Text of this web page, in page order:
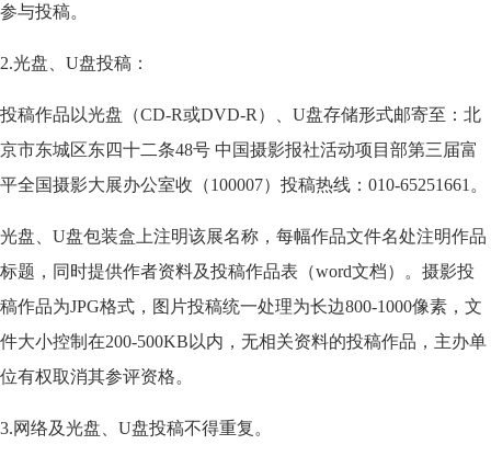
参与投稿。
2.光盘、U盘投稿：
投稿作品以光盘（CD-R或DVD-R）、U盘存储形式邮寄至：北
京市东城区东四十二条48号 中国摄影报社活动项目部第三届富
平全国摄影大展办公室收（100007）投稿热线：010-65251661。
光盘、U盘包装盒上注明该展名称，每幅作品文件名处注明作品
标题，同时提供作者资料及投稿作品表（word文档）。摄影投
稿作品为JPG格式，图片投稿统一处理为长边800-1000像素，文
件大小控制在200-500KB以内，无相关资料的投稿作品，主办单
位有权取消其参评资格。
3.网络及光盘、U盘投稿不得重复。